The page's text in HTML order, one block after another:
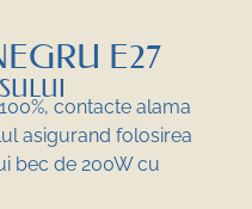
E27
contacte alama
asigurand folosirea
bec de 200W cu